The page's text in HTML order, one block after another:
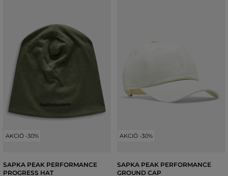
AKCIÓ -30%
SAPKA PEAK PERFORMANCE
PROGRESS HAT
AKCIÓ -30%
SAPKA PEAK PERFORMANCE
GROUND CAP